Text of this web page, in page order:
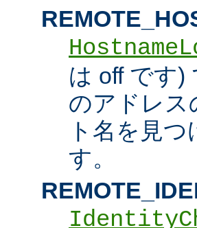
は off です)
のアドレス
ト名を見
す。